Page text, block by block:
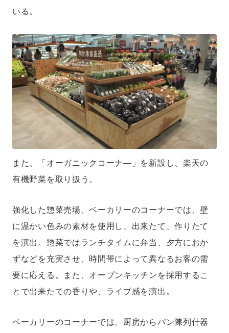
いる。
また、「オーガニックコーナ―」を新設し、楽天の
有機野菜を取り扱う。
強化した惣菜売場、ベーカリーのコーナーでは、壁
に温かい色みの素材を使用し、出来たて、作りたて
を演出。惣菜ではランチタイムに弁当、夕方におか
ずなどを充実させ、時間帯によって異なるお客の需
要に応える。また、オープンキッチンを採用するこ
とで出来たての香りや、ライブ感を演出。
ベーカリーのコーナーでは、厨房からパン陳列什器